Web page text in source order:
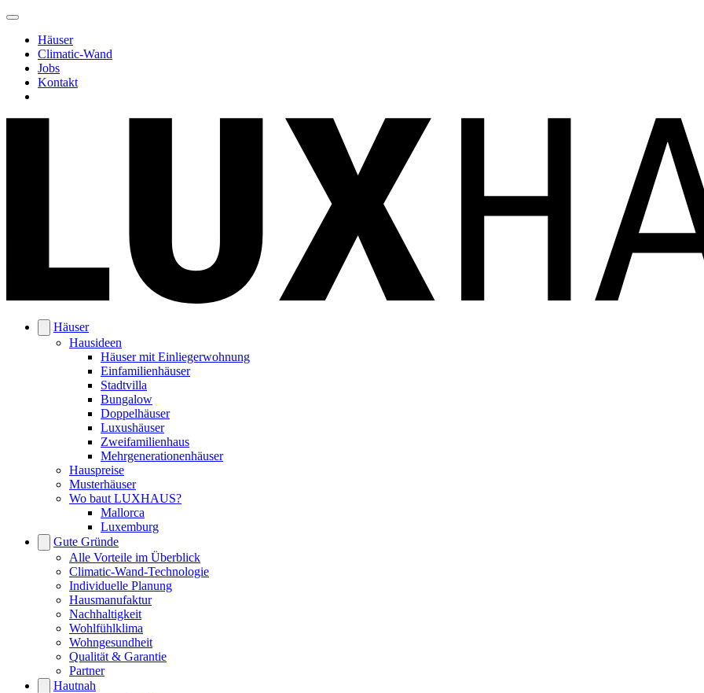
Häuser
Climatic-Wand
Jobs
Kontakt
Häuser
Hausideen
Häuser mit Einliegerwohnung
Einfamilienhäuser
Stadtvilla
Bungalow
Doppelhäuser
Luxushäuser
Zweifamilienhaus
Mehrgenerationenhäuser
Hauspreise
Musterhäuser
Wo baut LUXHAUS?
Mallorca
Luxemburg
Gute Gründe
Alle Vorteile im Überblick
Climatic-Wand-Technologie
Individuelle Planung
Hausmanufaktur
Nachhaltigkeit
Wohlfühlklima
Wohngesundheit
Qualität & Garantie
Partner
Hautnah